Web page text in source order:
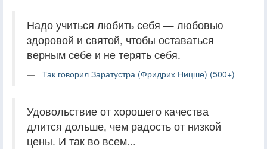
Надо учиться любить себя — любовью
здоровой и святой, чтобы оставаться
верным себе и не терять себя.
Так говорил Заратустра (Фридрих Ницше) (500+)
Удовольствие от хорошего качества
длится дольше, чем радость от низкой
цены. И так во всем...